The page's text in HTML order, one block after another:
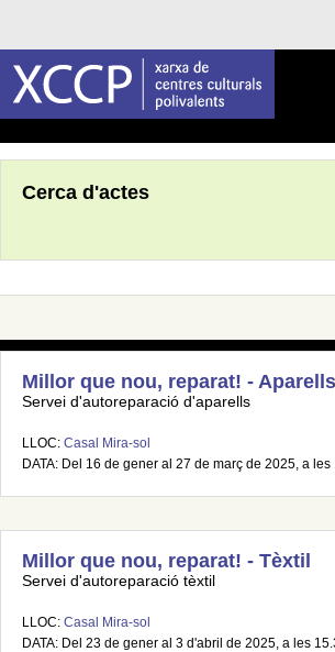
Cerca d'actes
Millor que nou, reparat! - Aparells
Servei d'autoreparació d'aparells
LLOC: Casal Mira-sol
DATA: Del 16 de gener al 27 de març de 2025, a les
Millor que nou, reparat! - Tèxtil
Servei d'autoreparació tèxtil
LLOC: Casal Mira-sol
DATA: Del 23 de gener al 3 d'abril de 2025, a les